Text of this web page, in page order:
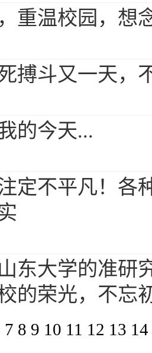
重温校园，想
搏斗又一天，
的今天...
定不平凡！各
东大学的准研
的荣光，不忘
7 8 9 10 11 12 13 14